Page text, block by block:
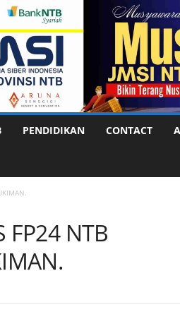
PENDIDIKAN CONTACT
FP24 NTB